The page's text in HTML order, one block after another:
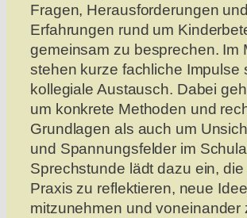
Fragen, Herausforderungen und
Erfahrungen rund um
gemeinsam zu besprechen. Im
stehen kurze fachliche Impulse
kollegiale Austausch. Dabei
um konkrete Methoden und
Grundlagen als auch um
und Spannungsfelder im
Sprechstunde lädt dazu ein,
Praxis zu reflektieren, neue
mitzunehmen und voneinander